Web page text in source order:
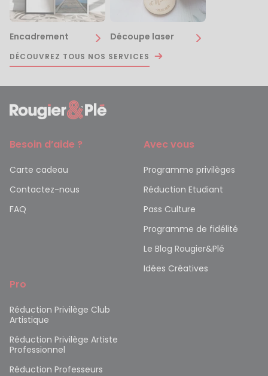
Encadrement Découpe laser
DÉCOUVREZ TOUS NOS SERVICES
Besoin d’aide ?
Carte cadeau
Contactez-nous
FAQ
Avec vous
Programme privilèges
Réduction Etudiant
Pass Culture
Programme de fidélité
Le Blog Rougier&Plé
Idées Créatives
Pro
Réduction Privilège Club
Artistique
Réduction Privilège Artiste
Professionnel
Réduction Professeurs